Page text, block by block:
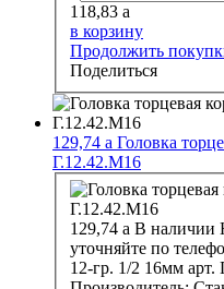
118,83 a
в корзину
Продолжить
Поделиться
129,74 a Головка
Г.12.42.М16
129,74 a В наличии
уточняйте по
12-гр. 1/2 16мм арт.